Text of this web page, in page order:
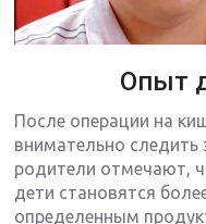
Опыт
После операции на
внимательно следить
родители отмечают,
дети становятся
определенным